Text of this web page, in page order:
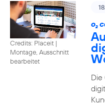
Credits: Placeit |
Montage, Ausschnitt
bearbeitet
O2
Die